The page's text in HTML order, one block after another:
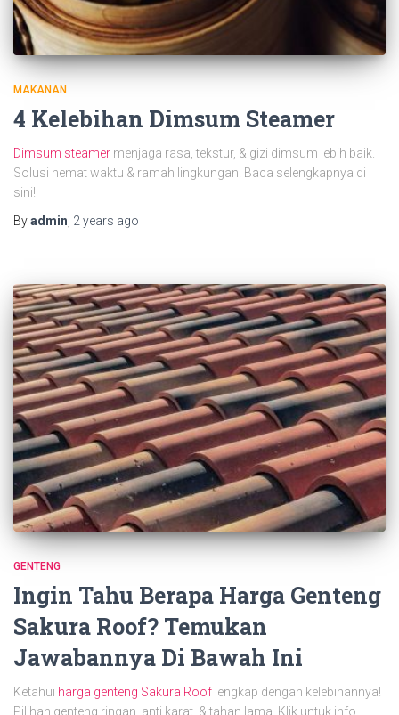
MAKANAN
4 Kelebihan Dimsum Steamer
Dimsum steamer menjaga rasa, tekstur, & gizi dimsum lebih baik.
Solusi hemat waktu & ramah lingkungan. Baca selengkapnya di
sini!
Byadmin 2 years ago
GENTENG
Ingin Tahu Berapa Harga Genteng
Sakura Roof? Temukan
Jawabannya Di Bawah Ini
Ketahui harga genteng Sakura Roof lengkap dengan kelebihannya!
Pilihan genteng ringan, anti karat, & tahan lama. Klik untuk info